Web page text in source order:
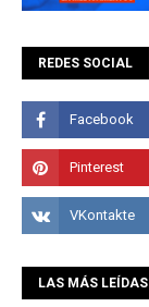
REDES SOCIAL
LAS MÁS